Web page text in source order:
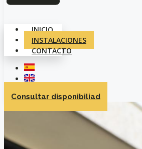
INICIO
INSTALACIONES
CONTACTO
Consultar disponibiliad